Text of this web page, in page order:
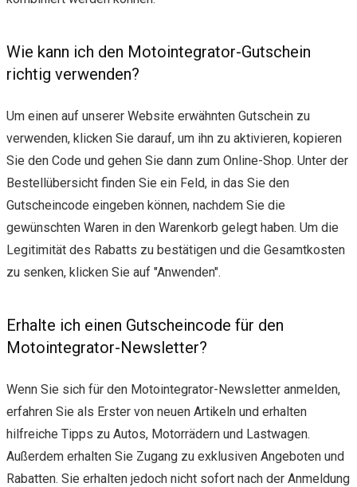
Wie kann ich den Motointegrator-Gutschein
richtig verwenden?
Um einen auf unserer Website erwähnten Gutschein zu
verwenden, klicken Sie darauf, um ihn zu aktivieren, kopieren
Sie den Code und gehen Sie dann zum Online-Shop. Unter der
Bestellübersicht finden Sie ein Feld, in das Sie den
Gutscheincode eingeben können, nachdem Sie die
gewünschten Waren in den Warenkorb gelegt haben. Um die
Legitimität des Rabatts zu bestätigen und die Gesamtkosten
zu senken, klicken Sie auf "Anwenden".
Erhalte ich einen Gutscheincode für den
Motointegrator-Newsletter?
Wenn Sie sich für den Motointegrator-Newsletter anmelden,
erfahren Sie als Erster von neuen Artikeln und erhalten
hilfreiche Tipps zu Autos, Motorrädern und Lastwagen.
Außerdem erhalten Sie Zugang zu exklusiven Angeboten und
Rabatten. Sie erhalten jedoch nicht sofort nach der Anmeldung